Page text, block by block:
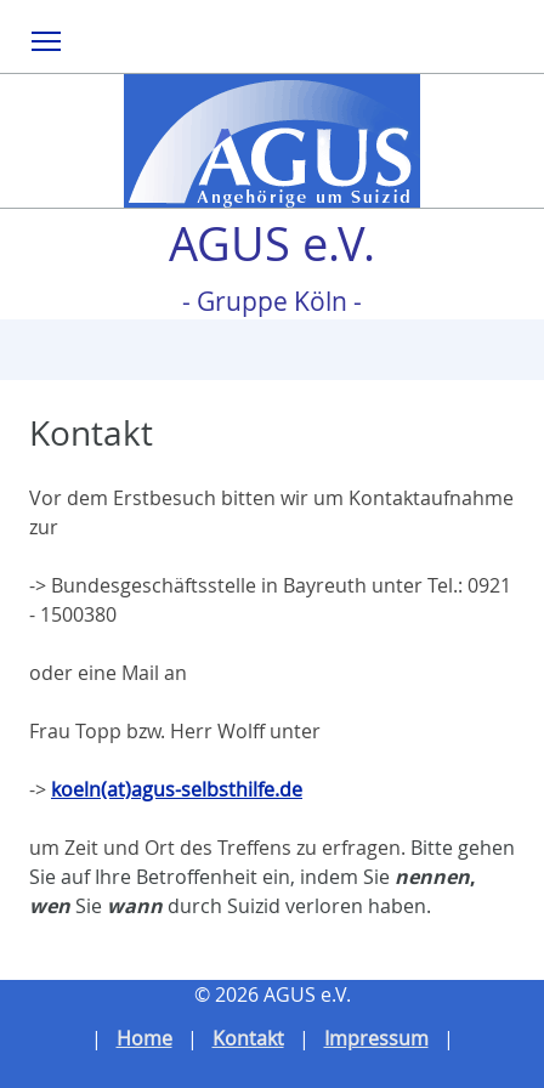
AGUS e.V.
- Gruppe Köln -
Kontakt
Vor dem Erstbesuch bitten wir um Kontaktaufnahme
zur
-> Bundesgeschäftsstelle in Bayreuth unter Tel.: 0921
- 1500380
oder eine Mail an
Frau Topp bzw. Herr Wolff unter
-> koeln(at)agus-selbsthilfe.de
um Zeit und Ort des Treffens zu erfragen. Bitte gehen
Sie auf Ihre Betroffenheit ein, indem Sie nennen,
wenSie wann durch Suizid verloren haben.
© 2026 AGUS e.V.
Home
Kontakt Impressum